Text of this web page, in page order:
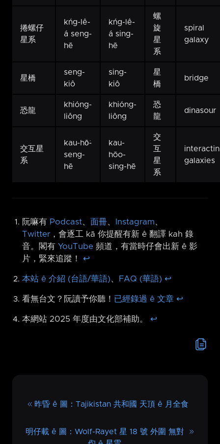
捲螺仔
星系
kńg-lê-
á seng-
hē
kńg-lê-
á sing-
hē
螺
旋
星
系
spiral
galaxy
星橋
seng-
kiô
sing-
kiô
星
橋
bridge
恐龍
khióng-
liông
khióng-
liông
恐
龍
dinasour
交互星
系
kau-hō͘-
seng-
hē
kau-
hōo-
sing-hē
交
互
星
系
galaxies
阮嘛有 Podcast、 面冊、 Instagram、
Twitter ，會逐工 kā 你提醒有新 ê 翻譯 kah 錄
音。閣有 YouTube 頻道，有當時仔會出新 ê 影
片，緊來追蹤！ ↩︎
本站 ê 介紹 (台語/華語)、 FAQ (華語) ↩︎
看無台文？阮讀予你聽！ 已經錄過 ê 文章 ↩︎
本網站 2025 年度由文化部補助。 ↩︎
昨昏 ê 圖：Tajikistan 共和國 天頂 ê 月全食
明仔載 ê 圖：Wolf-Rayet 星 18 號 外圍 無對